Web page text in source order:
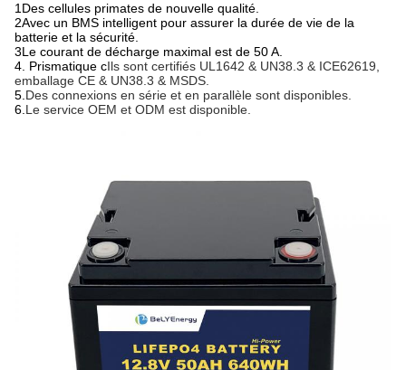
1Des cellules primates de nouvelle qualité.
2Avec un BMS intelligent pour assurer la durée de vie de la
batterie et la sécurité.
3Le courant de décharge maximal est de 50 A.
4. Prismatique cIls sont certifiés UL1642 & UN38.3 & ICE62619,
emballage CE & UN38.3 & MSDS.
5. Des connexions en série et en parallèle sont disponibles.
6. Le service OEM et ODM est disponible.